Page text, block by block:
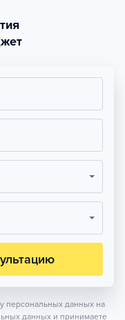
персональных данных на
данных и принимаете